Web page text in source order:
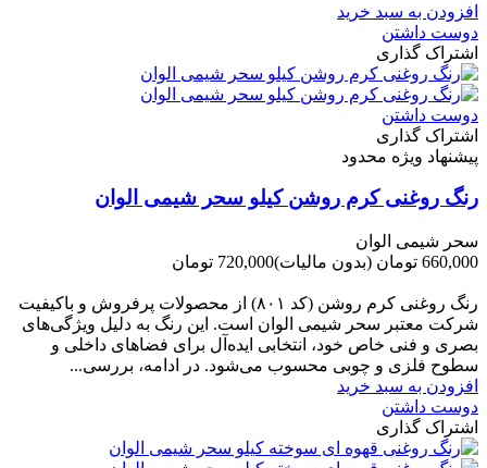
افزودن به سبد خرید
دوست داشتن
اشتراک گذاری
دوست داشتن
اشتراک گذاری
پیشنهاد ویژه محدود
رنگ روغنی کرم روشن کیلو سحر شیمی الوان
سحر شیمی الوان
660,000 تومان
(بدون مالیات)720,000 تومان
رنگ روغنی کرم روشن (کد ۸۰۱) از محصولات پرفروش و باکیفیت
شرکت‌ معتبر سحر شیمی الوان است. این رنگ به دلیل ویژگی‌های
بصری و فنی خاص خود، انتخابی ایده‌آل برای فضاهای داخلی و
سطوح فلزی و چوبی محسوب می‌شود. در ادامه، بررسی...
افزودن به سبد خرید
دوست داشتن
اشتراک گذاری